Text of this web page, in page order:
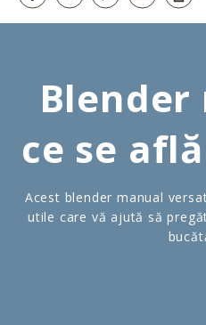
Blender
ce se
Acest blender manual
utile care vă ajută să